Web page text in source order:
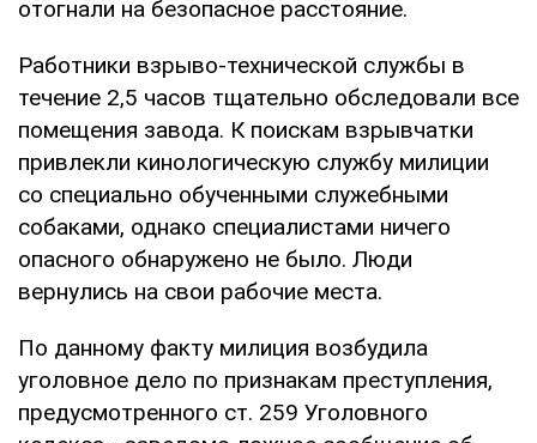
отогнали на безопасное расстояние.
Работники взрыво-технической службы в
течение 2,5 часов тщательно обследовали все
помещения завода. К поискам взрывчатки
привлекли кинологическую службу милиции
со специально обученными служебными
собаками, однако специалистами ничего
опасного обнаружено не было. Люди
вернулись на свои рабочие места.
По данному факту милиция возбудила
уголовное дело по признакам преступления,
предусмотренного ст. 259 Уголовного